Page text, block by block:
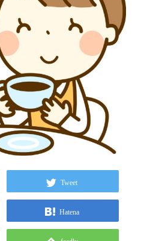
Tweet
Hatena